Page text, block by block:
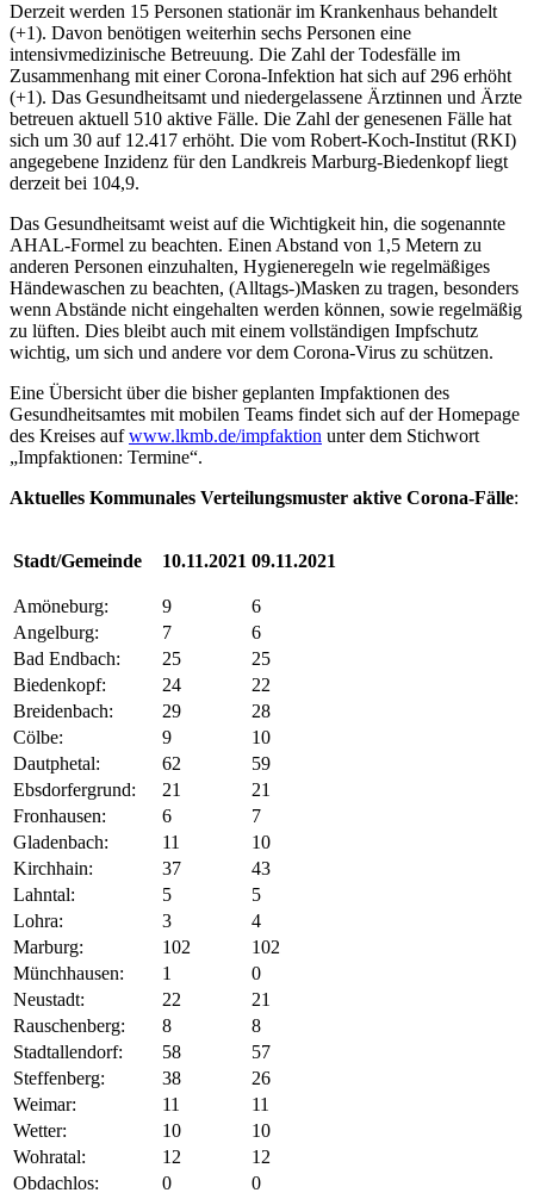
Derzeit werden 15 Personen stationär im Krankenhaus behandelt
(+1). Davon benötigen weiterhin sechs Personen eine
intensivmedizinische Betreuung. Die Zahl der Todesfälle im
Zusammenhang mit einer Corona-Infektion hat sich auf 296 erhöht
(+1). Das Gesundheitsamt und niedergelassene Ärztinnen und Ärzte
betreuen aktuell 510 aktive Fälle. Die Zahl der genesenen Fälle hat
sich um 30 auf 12.417 erhöht. Die vom Robert-Koch-Institut (RKI)
angegebene Inzidenz für den Landkreis Marburg-Biedenkopf liegt
derzeit bei 104,9.
Das Gesundheitsamt weist auf die Wichtigkeit hin, die sogenannte
AHAL-Formel zu beachten. Einen Abstand von 1,5 Metern zu
anderen Personen einzuhalten, Hygieneregeln wie regelmäßiges
Händewaschen zu beachten, (Alltags-)Masken zu tragen, besonders
wenn Abstände nicht eingehalten werden können, sowie regelmäßig
zu lüften. Dies bleibt auch mit einem vollständigen Impfschutz
wichtig, um sich und andere vor dem Corona-Virus zu schützen.
Eine Übersicht über die bisher geplanten Impfaktionen des
Gesundheitsamtes mit mobilen Teams findet sich auf der Homepage
des Kreises aufwww.lkmb.de/impfaktion unter dem Stichwort
„Impfaktionen: Termine“.
Aktuelles Kommunales Verteilungsmuster aktive Corona-Fälle:
Stadt/Gemeinde 10.11.2021 09.11.2021
Amöneburg: 9
6
Angelburg:
7
6
Bad Endbach:
25
25
Biedenkopf:
24
22
Breidenbach:
29
28
Cölbe:
9
10
Dautphetal:
62
59
Ebsdorfergrund:
21
21
Fronhausen:
6
7
Gladenbach:
11
10
Kirchhain:
37
43
Lahntal:
5
5
Lohra:
3
4
Marburg:
102
102
Münchhausen:
1
0
Neustadt:
22
21
Rauschenberg:
8
8
Stadtallendorf:
58
57
Steffenberg:
38
26
Weimar:
11
11
Wetter:
10
10
Wohratal:
12
12
Obdachlos:
0 0